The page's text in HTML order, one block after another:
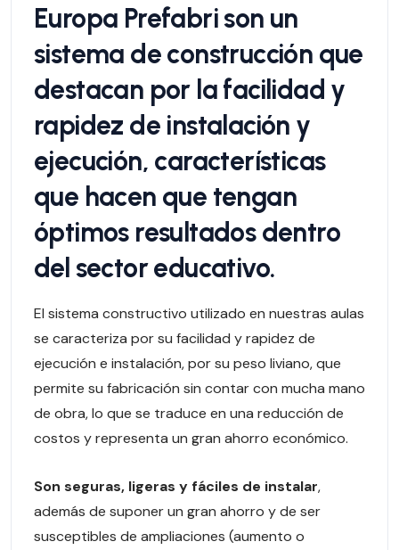
Europa Prefabrison un
sistema de construcción que
destacan por la facilidad y
rapidez de instalación y
ejecución, características
que hacen que tengan
óptimos resultados dentro
del sector educativo.
El sistema constructivo utilizado en nuestras aulas
se caracteriza por su facilidad y rapidez de
ejecución e instalación, por su peso liviano, que
permite su fabricación sin contar con mucha mano
de obra, lo que se traduce en una reducción de
costos y representa un gran ahorro económico.
Son seguras, ligeras y fáciles de instalar,
además de suponer un gran ahorro y de ser
susceptibles de ampliaciones (aumento o